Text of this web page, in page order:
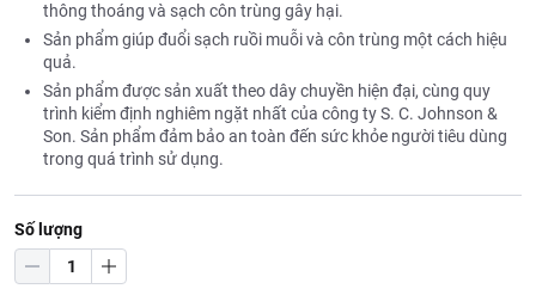
thông thoáng và sạch côn trùng gây hại.
Sản phẩm giúp đuổi sạch ruồi muỗi và côn trùng một cách hiệu
quả.
Sản phẩm được sản xuất theo dây chuyền hiện đại, cùng quy
trình kiểm định nghiêm ngặt nhất của công ty S. C. Johnson &
Son. Sản phẩm đảm bảo an toàn đến sức khỏe người tiêu dùng
trong quá trình sử dụng.
Số lượng